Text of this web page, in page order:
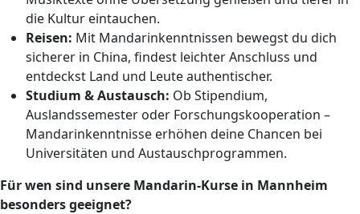
die Kultur eintauchen.
Reisen: Mit Mandarinkenntnissen bewegst du dich
sicherer in China, findest leichter Anschluss und
entdeckst Land und Leute authentischer.
Studium & Austausch: Ob Stipendium,
Auslandssemester oder Forschungskooperation –
Mandarinkenntnisse erhöhen deine Chancen bei
Universitäten und Austauschprogrammen.
Für wen sind unsere Mandarin-Kurse in Mannheim
besonders geeignet?